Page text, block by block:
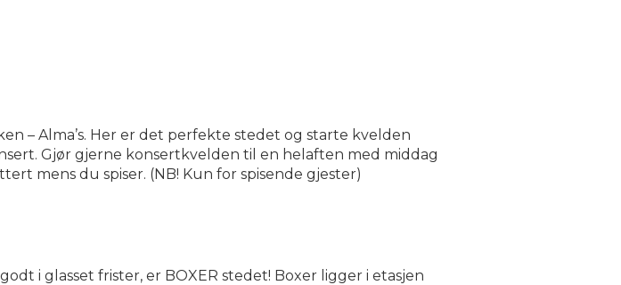
– Alma’s. Her er det perfekte stedet og starte kvelden
Gjør gjerne konsertkvelden til en helaften med middag
mens du spiser. (NB! Kun for spisende gjester)
i glasset frister, er BOXER stedet! Boxer ligger i etasjen